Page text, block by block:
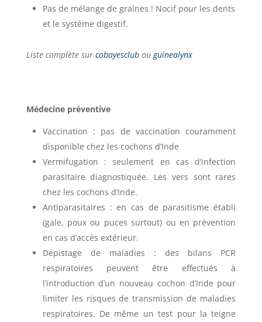
Pas de mélange de graines ! Nocif pour les dents
et le système digestif.
Liste complète sur cobayesclubou guinealynx
Médecine préventive
Vaccination : pas de vaccination couramment
disponible chez les cochons d’Inde
Vermifugation : seulement en cas d’infection
parasitaire diagnostiquée. Les vers sont rares
chez les cochons d’Inde.
Antiparasitaires : en cas de parasitisme établi
(gale, poux ou puces surtout) ou en prévention
en cas d’accès extérieur.
Dépistage de maladies : des bilans PCR
respiratoires peuvent être effectués à
l’introduction d’un nouveau cochon d’Inde pour
limiter les risques de transmission de maladies
respiratoires. De même un test pour la teigne